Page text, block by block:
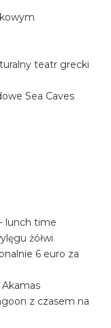
teatr grecki
Sea Caves
lunch time
żółwi
6 euro za
z czasem na